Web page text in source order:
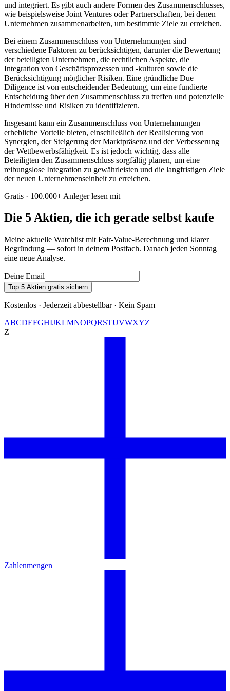
und integriert. Es gibt auch andere Formen des Zusammenschlusses,
wie beispielsweise Joint Ventures oder Partnerschaften, bei denen
Unternehmen zusammenarbeiten, um bestimmte Ziele zu erreichen.
Bei einem Zusammenschluss von Unternehmungen sind
verschiedene Faktoren zu berücksichtigen, darunter die Bewertung
der beteiligten Unternehmen, die rechtlichen Aspekte, die
Integration von Geschäftsprozessen und -kulturen sowie die
Berücksichtigung möglicher Risiken. Eine gründliche Due
Diligence ist von entscheidender Bedeutung, um eine fundierte
Entscheidung über den Zusammenschluss zu treffen und potenzielle
Hindernisse und Risiken zu identifizieren.
Insgesamt kann ein Zusammenschluss von Unternehmungen
erhebliche Vorteile bieten, einschließlich der Realisierung von
Synergien, der Steigerung der Marktpräsenz und der Verbesserung
der Wettbewerbsfähigkeit. Es ist jedoch wichtig, dass alle
Beteiligten den Zusammenschluss sorgfältig planen, um eine
reibungslose Integration zu gewährleisten und die langfristigen Ziele
der neuen Unternehmenseinheit zu erreichen.
Gratis · 100.000+ Anleger lesen mit
Die 5 Aktien, die ich gerade selbst kaufe
Meine aktuelle Watchlist mit Fair-Value-Berechnung und klarer
Begründung — sofort in deinem Postfach. Danach jeden Sonntag
eine neue Analyse.
Deine Email
Top 5 Aktien gratis sichern
Kostenlos · Jederzeit abbestellbar · Kein Spam
ABCDEFGHIJKLMNOPQRSTUVWXYZ
Z
Zahlenmengen